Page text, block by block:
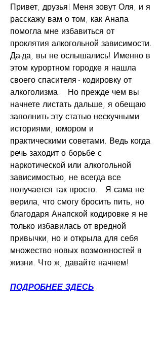
Привет, друзья! Меня зовут Оля, и я
расскажу вам о том, как Анапа
помогла мне избавиться от
проклятия алкогольной зависимости.
Да-да, вы не ослышались! Именно в
этом курортном городке я нашла
своего спасителя - кодировку от
алкоголизма.   Но прежде чем вы
начнете листать дальше, я обещаю
заполнить эту статью нескучными
историями, юмором и
практическими советами. Ведь когда
речь заходит о борьбе с
наркотической или алкогольной
зависимостью, не всегда все
получается так просто.   Я сама не
верила, что смогу бросить пить, но
благодаря Анапской кодировке я не
только избавилась от вредной
привычки, но и открыла для себя
множество новых возможностей в
жизни. Что ж, давайте начнем!
ПОДРОБНЕЕ ЗДЕСЬ